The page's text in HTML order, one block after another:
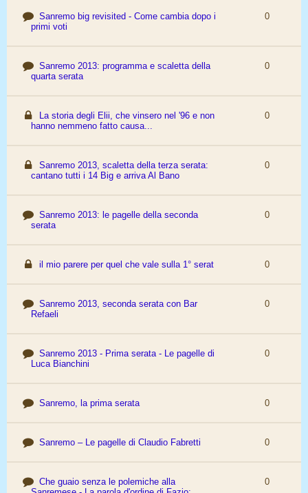
Sanremo big revisited - Come cambia dopo i
primi voti
0
Sanremo 2013: programma e scaletta della
quarta serata
0
La storia degli Elii, che vinsero nel '96 e non
hanno nemmeno fatto causa...
0
Sanremo 2013, scaletta della terza serata:
cantano tutti i 14 Big e arriva Al Bano
0
Sanremo 2013: le pagelle della seconda
serata
0
il mio parere per quel che vale sulla 1° serat 0
Sanremo 2013, seconda serata con Bar
Refaeli
0
Sanremo 2013 - Prima serata - Le pagelle di
Luca Bianchini
0
Sanremo, la prima serata 0
Sanremo – Le pagelle di Claudio Fabretti 0
Che guaio senza le polemiche alla
0